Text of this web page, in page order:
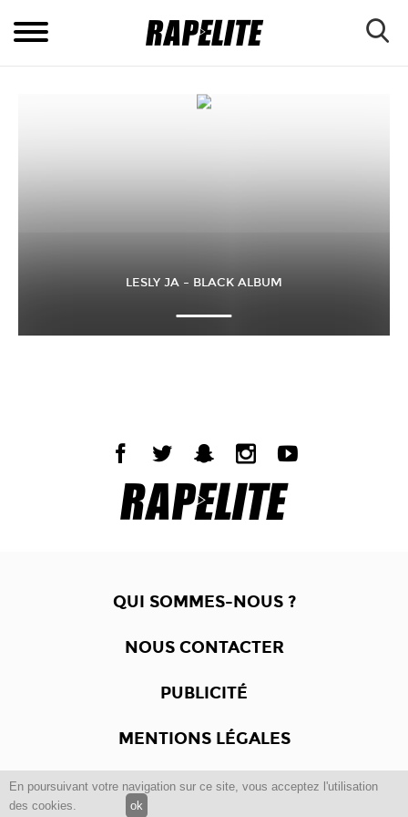
En poursuivant votre navigation sur ce site, vous acceptez l'utilisation
des cookies.
ok
LESLY JA – BLACK ALBUM
QUI SOMMES-NOUS ?
NOUS CONTACTER
PUBLICITÉ
MENTIONS LÉGALES
Copyright © 2012 -2017Dewalgo- Tous droits réservés.